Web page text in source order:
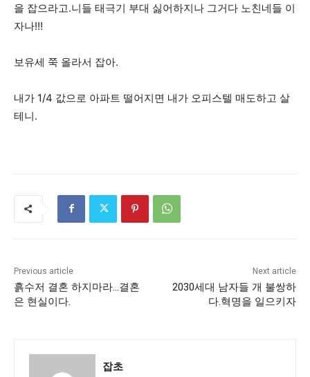
을 잡으라고.니들 태극기 부대 싫어하지나 그거다 노친네들 이
자나!!!
보유세 쭉 올라서 잡아.
내가 1/4 값으로 아파트 떨어지면 내가 오피스텔 매도하고 살
테니.
Previous article
흙수저 결혼 하지마라…결혼
은 현실이다.
Next article
2030세대 남자들 개 불쌍하
다.혁명을 일으키자
잡초